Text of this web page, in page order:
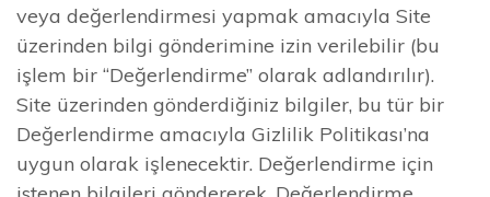
veya değerlendirmesi yapmak amacıyla Site
üzerinden bilgi gönderimine izin verilebilir (bu
işlem bir “Değerlendirme” olarak adlandırılır).
Site üzerinden gönderdiğiniz bilgiler, bu tür bir
Değerlendirme amacıyla Gizlilik Politikası’na
uygun olarak işlenecektir. Değerlendirme için